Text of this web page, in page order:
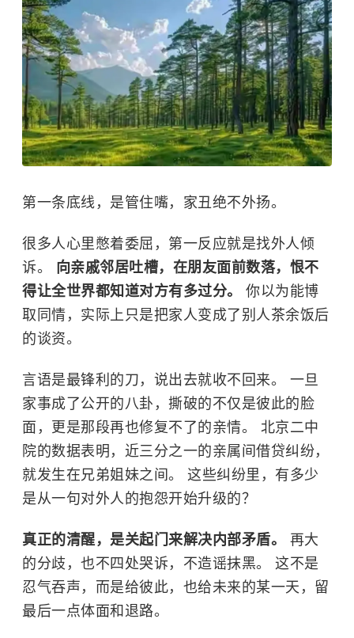
第一条底线，是管住嘴，家丑绝不外扬。
很多人心里憋着委屈，第一反应就是找外人倾
诉。 向亲戚邻居吐槽，在朋友面前数落，恨不
得让全世界都知道对方有多过分。 你以为能博
取同情，实际上只是把家人变成了别人茶余饭后
的谈资。
言语是最锋利的刀，说出去就收不回来。 一旦
家事成了公开的八卦，撕破的不仅是彼此的脸
面，更是那段再也修复不了的亲情。 北京二中
院的数据表明，近三分之一的亲属间借贷纠纷，
就发生在兄弟姐妹之间。 这些纠纷里，有多少
是从一句对外人的抱怨开始升级的？
真正的清醒，是关起门来解决内部矛盾。 再大
的分歧，也不四处哭诉，不造谣抹黑。 这不是
忍气吞声，而是给彼此，也给未来的某一天，留
最后一点体面和退路。